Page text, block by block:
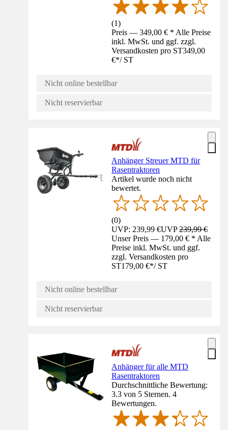
(1)
Preis — 349,00 € * Alle Preise
inkl. MwSt. und ggf. zzgl.
Versandkosten pro ST349,00
€*/ ST
Nicht online bestellbar
Nicht reservierbar
Anhänger Streuer MTD für
Rasentraktoren
Artikel wurde noch nicht
bewertet.
(0)
UVP: 239,99 €UVP239,99 €
Unser Preis — 179,00 € * Alle
Preise inkl. MwSt. und ggf.
zzgl. Versandkosten pro
ST179,00 €*/ ST
Nicht online bestellbar
Nicht reservierbar
Anhänger für alle MTD
Rasentraktoren
Durchschnittliche Bewertung:
3.3 von 5 Sternen. 4
Bewertungen.